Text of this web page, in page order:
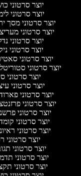
יוצר סרטוני
יוצר סרטוני
יוצר סרטוני מסך
יוצר סרטוני
יוצר סרטוני
יוצר סרטוני
יוצר סרטוני
יוצר סרטוני
יוצר סרטוני
יוצר סרטוני
יוצר סרטוני
יוצר סרטוני
יוצר סרטוני
יוצר סרטוני
יוצר סרטוני
יוצר סרטוני
יוצר סרטוני
יוצר סרטוני
יוצר סרטוני